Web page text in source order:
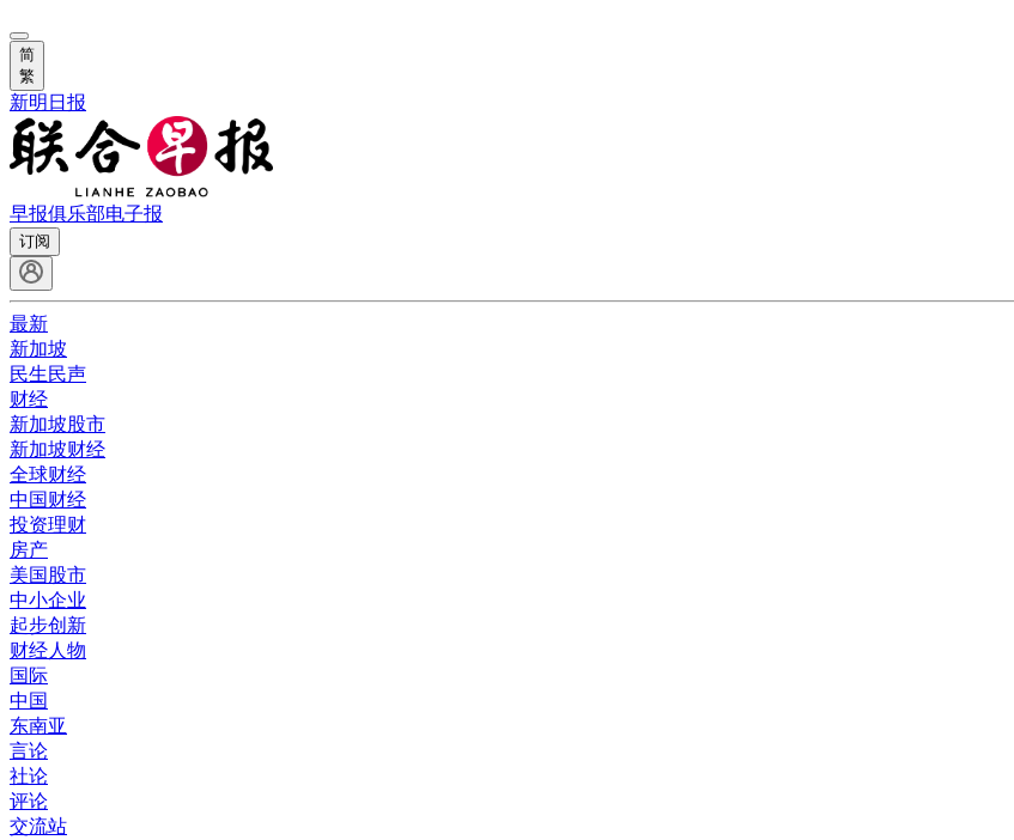
简
繁
新明日报
早报俱乐部电子报
订阅
最新
新加坡
民生民声
财经
新加坡股市
新加坡财经
全球财经
中国财经
投资理财
房产
美国股市
中小企业
起步创新
财经人物
国际
中国
东南亚
言论
社论
评论
交流站